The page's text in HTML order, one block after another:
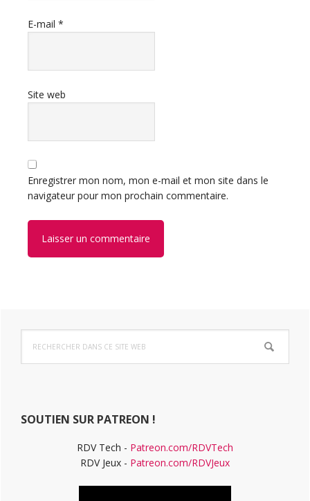
E-mail *
Site web
Enregistrer mon nom, mon e-mail et mon site dans le
navigateur pour mon prochain commentaire.
Barre
latérale
dans
ce
SOUTIEN SUR PATREON !
RDV Tech - Patreon.com/RDVTech
RDV Jeux - Patreon.com/RDVJeux